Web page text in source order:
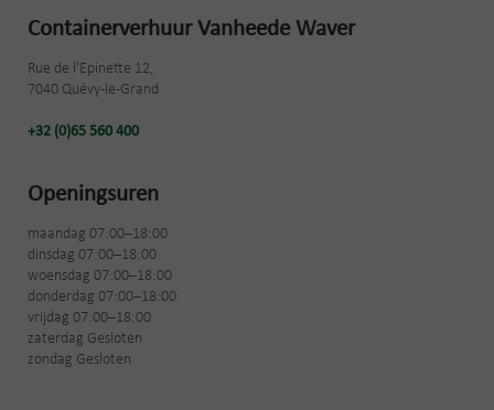
Containerverhuur Vanheede Waver
Rue de l'Epinette 12,
7040 Quévy-le-Grand
+32 (0)65 560 400
Openingsuren
maandag 07:00–18:00
dinsdag 07:00–18:00
woensdag 07:00–18:00
donderdag 07:00–18:00
vrijdag 07:00–18:00
zaterdag Gesloten
zondag Gesloten